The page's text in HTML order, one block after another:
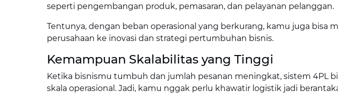
seperti pengembangan produk, pemasaran, dan pelayanan pelanggan.
Tentunya, dengan beban operasional yang berkurang, kamu juga bisa
perusahaan ke inovasi dan strategi pertumbuhan bisnis.
Kemampuan Skalabilitas yang Tinggi
Ketika bisnismu tumbuh dan jumlah pesanan meningkat, sistem 4PL
skala operasional. Jadi, kamu nggak perlu khawatir logistik jadi